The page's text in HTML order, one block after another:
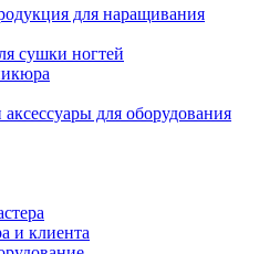
для наращивания
сушки ногтей
для оборудования
и клиента